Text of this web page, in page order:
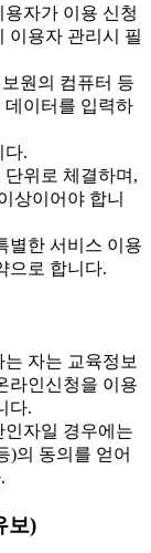
자가 이용 신청
이용자 관리시 필
원의 컴퓨터 등
데이터를 입력하
다.
위로 체결하며,
상이어야 합니
별한 서비스 이용
으로 합니다.
자는 교육정보
라인신청을 이용
다.
자일 경우에는
)의 동의를 얻어
보)